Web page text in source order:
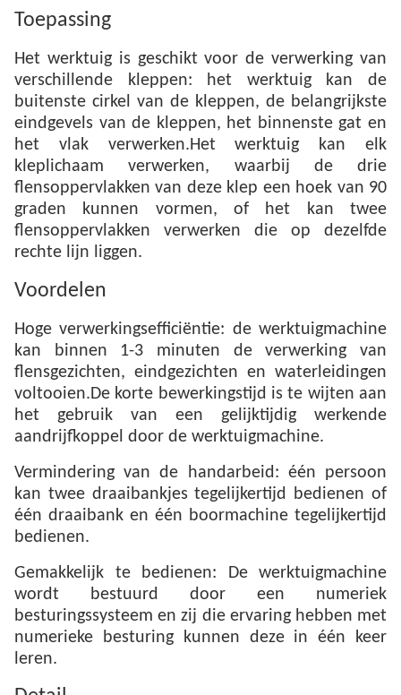
Toepassing
Het werktuig is geschikt voor de verwerking van
verschillende kleppen: het werktuig kan de
buitenste cirkel van de kleppen, de belangrijkste
eindgevels van de kleppen, het binnenste gat en
het vlak verwerken.Het werktuig kan elk
kleplichaam verwerken, waarbij de drie
flensoppervlakken van deze klep een hoek van 90
graden kunnen vormen, of het kan twee
flensoppervlakken verwerken die op dezelfde
rechte lijn liggen.
Voordelen
Hoge verwerkingsefficiëntie: de werktuigmachine
kan binnen 1-3 minuten de verwerking van
flensgezichten, eindgezichten en waterleidingen
voltooien.De korte bewerkingstijd is te wijten aan
het gebruik van een gelijktijdig werkende
aandrijfkoppel door de werktuigmachine.
Vermindering van de handarbeid: één persoon
kan twee draaibankjes tegelijkertijd bedienen of
één draaibank en één boormachine tegelijkertijd
bedienen.
Gemakkelijk te bedienen: De werktuigmachine
wordt bestuurd door een numeriek
besturingssysteem en zij die ervaring hebben met
numerieke besturing kunnen deze in één keer
leren.